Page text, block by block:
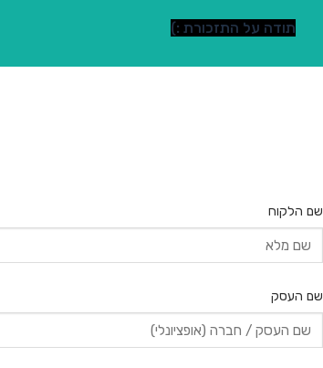
תודה על התזכורת :)
שם הלקוח
שם העסק